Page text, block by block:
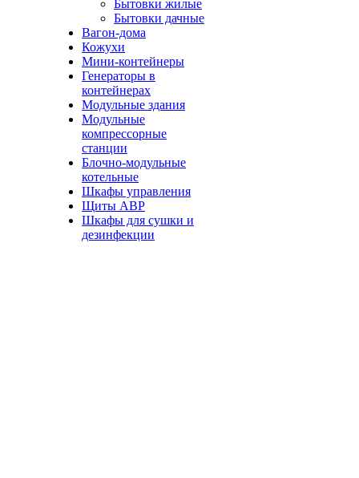
Бытовки жилые
Бытовки дачные
Вагон-дома
Кожухи
Мини-контейнеры
Генераторы в
контейнерах
Модульные здания
Модульные
компрессорные
станции
Блочно-модульные
котельные
Шкафы управления
Щиты АВР
Шкафы для сушки и
дезинфекции